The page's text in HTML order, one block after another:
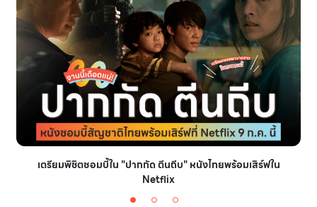
เตรียมพิชิตซอมบี้ใน "ปากกัด ตีนถีบ" หนังไทยพร้อมเสิร์ฟใน
Netflix